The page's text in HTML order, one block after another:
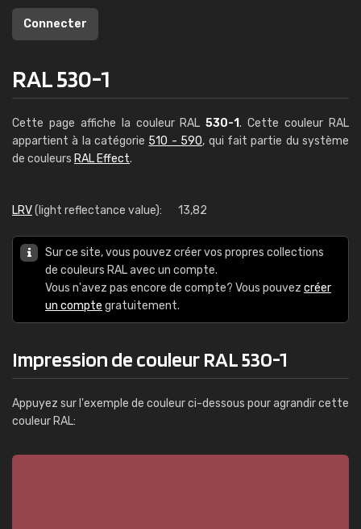
Connecter
RAL 530-1
Cette page affiche la couleur RAL530-1. Cette couleur RAL
appartient à la catégorie 510 - 590, qui fait partie du système
de couleurs RAL Effect.
LRV(light reflectance value): 13,82
Sur ce site, vous pouvez créer vos propres collections
de couleurs RAL avec un compte.
Vous n'avez pas encore de compte? Vous pouvez créer
un compte gratuitement.
Impression de couleur RAL 530-1
Appuyez sur l'exemple de couleur ci-dessous pour agrandir cette
couleur RAL: